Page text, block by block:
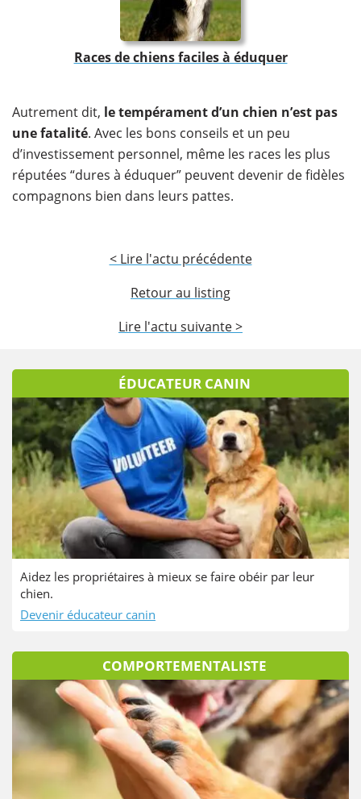
Races de chiens faciles à éduquer
Autrement dit, le tempérament d’un chien n’est pas
une fatalité. Avec les bons conseils et un peu
d’investissement personnel, même les races les plus
réputées “dures à éduquer” peuvent devenir de fidèles
compagnons bien dans leurs pattes.
< Lire l'actu précédente
Retour au listing
Lire l'actu suivante >
ÉDUCATEUR CANIN
Aidez les propriétaires à mieux se faire obéir par leur
chien.
Devenir éducateur canin
COMPORTEMENTALISTE